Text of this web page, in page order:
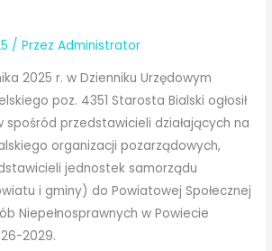
/ PrzezAdministrator
2025 r. w Dzienniku Urzędowym
poz. 4351 Starosta Bialski ogłosił
przedstawicieli działających na
organizacji pozarządowych,
jednostek samorządu
i gminy) do Powiatowej Społecznej
Niepełnosprawnych w Powiecie
2029.